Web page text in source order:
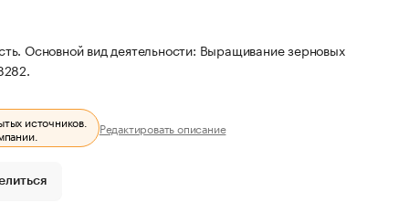
Основной вид деятельности: Выращивание зерновых
источников.
Редактировать описание